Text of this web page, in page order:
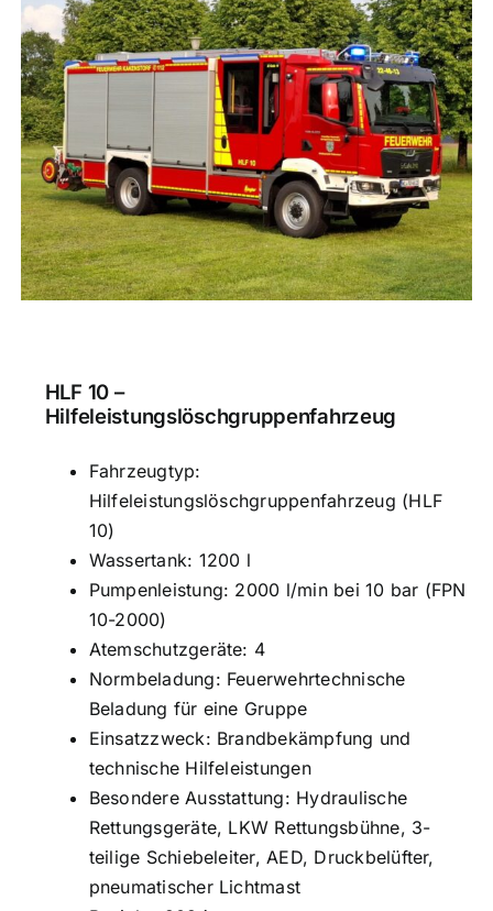
HLF 10 –
Hilfeleistungslöschgruppenfahrzeug
Fahrzeugtyp:
Hilfeleistungslöschgruppenfahrzeug (HLF
10)
Wassertank: 1200 l
Pumpenleistung: 2000 l/min bei 10 bar (FPN
10-2000)
Atemschutzgeräte: 4
Normbeladung: Feuerwehrtechnische
Beladung für eine Gruppe
Einsatzzweck: Brandbekämpfung und
technische Hilfeleistungen
Besondere Ausstattung: Hydraulische
Rettungsgeräte, LKW Rettungsbühne, 3-
teilige Schiebeleiter, AED, Druckbelüfter,
pneumatischer Lichtmast